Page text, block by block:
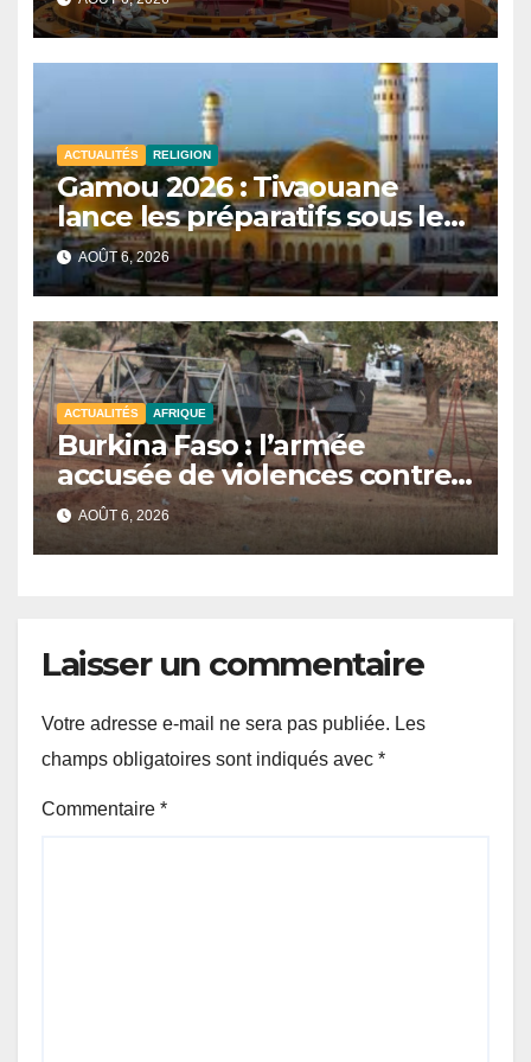
plusieurs commissions
d’enquête à l’ordre du jour.
ACTUALITÉS RELIGION
Gamou 2026 : Tivaouane
lance les préparatifs sous le
signe de l’unité et du Tawhid.
AOÛT 6, 2026
ACTUALITÉS AFRIQUE
Burkina Faso : l’armée
accusée de violences contre
des civils après une attaque
jihadiste.
AOÛT 6, 2026
Laisser un commentaire
Votre adresse e-mail ne sera pas publiée. Les
champs obligatoires sont indiqués avec *
Commentaire *